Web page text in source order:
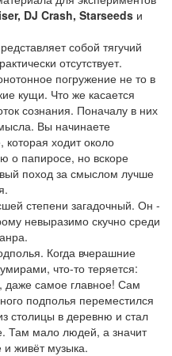
DJ Crash, Starseeds и
собой тягучий
отсутствует.
погружение не то в
кущи. Что же касается
сознания. Поначалу в них
Вы начинаете
которая ходит около
о папиросе, но вскоре
поход за смыслом лучше
степени загадочный. Он -
невыразимо скучно среди
Когда вчерашние
что-то теряется:
даже самое главное! Сам
подполья переместился
столицы в деревню и стал
Там мало людей, а значит
живёт музыка.